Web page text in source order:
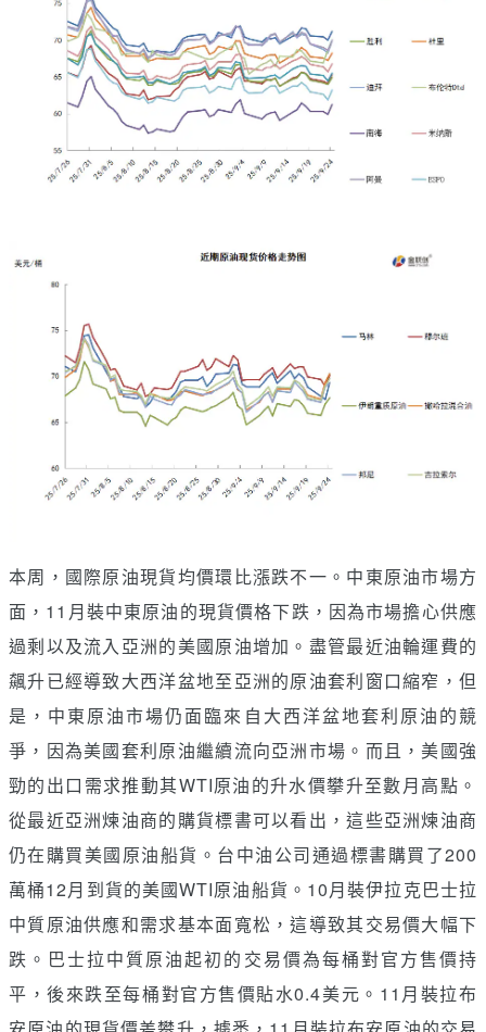
本周，國際原油現貨均價環比漲跌不一。中東原油市場方
面，11月裝中東原油的現貨價格下跌，因為市場擔心供應
過剩以及流入亞洲的美國原油增加。盡管最近油輪運費的
飆升已經導致大西洋盆地至亞洲的原油套利窗口縮窄，但
是，中東原油市場仍面臨來自大西洋盆地套利原油的競
爭，因為美國套利原油繼續流向亞洲市場。而且，美國強
勁的出口需求推動其WTI原油的升水價攀升至數月高點。
從最近亞洲煉油商的購貨標書可以看出，這些亞洲煉油商
仍在購買美國原油船貨。台中油公司通過標書購買了200
萬桶12月到貨的美國WTI原油船貨。10月裝伊拉克巴士拉
中質原油供應和需求基本面寬松，這導致其交易價大幅下
跌。巴士拉中質原油起初的交易價為每桶對官方售價持
平，後來跌至每桶對官方售價貼水0.4美元。11月裝拉布